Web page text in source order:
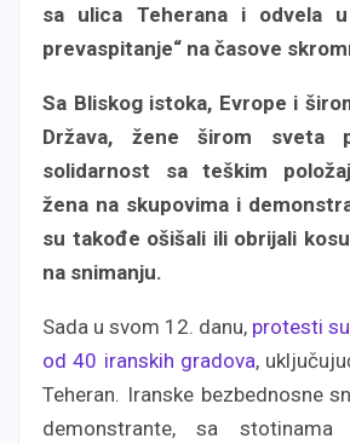
sa ulica Teherana i odvela
prevaspitanje“ na časove
Sa Bliskog istoka, Evrope i
Država, žene širom sveta
solidarnost sa teškim
žena na skupovima i
su takođe ošišali ili obrijali
na snimanju.
Sada u svom 12. danu, protesti
od 40 iranskih gradova,
Teheran. Iranske bezbednosne
demonstrante, sa stotinama